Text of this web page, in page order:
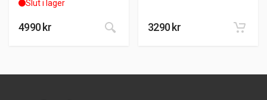
Slut i lager
4990kr 3290kr